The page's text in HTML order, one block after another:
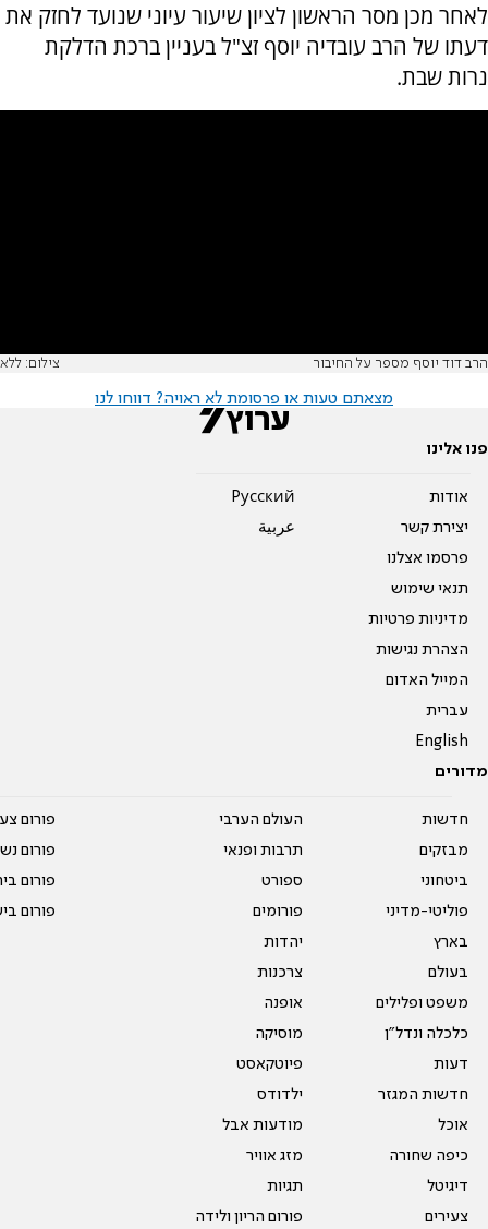
לאחר מכן מסר הראשון לציון שיעור עיוני שנועד לחזק את
דעתו של הרב עובדיה יוסף זצ"ל בעניין ברכת הדלקת
נרות שבת.
הרב דוד יוסף מספר על החיבור צילום: ללא
מצאתם טעות או פרסומת לא ראויה? דווחו לנו
פנו אלינו
אודות
יצירת קשר
פרסמו אצלנו
תנאי שימוש
מדיניות פרטיות
הצהרת נגישות
המייל האדום
עברית
English
Pусский
عربية
מדורים
חדשות
מבזקים
ביטחוני
פוליטי-מדיני
בארץ
בעולם
משפט ופלילים
כלכלה ונדל"ן
דעות
חדשות המגזר
אוכל
כיפה שחורה
דיגיטל
צעירים
העולם הערבי
תרבות ופנאי
ספורט
פורומים
יהדות
צרכנות
אופנה
מוסיקה
פיוטקאסט
ילדודס
מודעות אבל
מזג אוויר
תגיות
פורום הריון ולידה
פורום
פורום
פורום
פורום